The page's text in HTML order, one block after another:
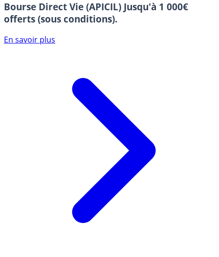
Bourse Direct Vie (APICIL) Jusqu'à 1 000€
offerts (sous conditions).
En savoir plus